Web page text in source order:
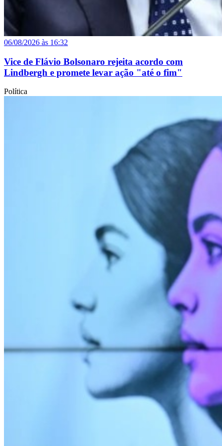
06/08/2026 às 16:32
Vice de Flávio Bolsonaro rejeita acordo com
Lindbergh e promete levar ação "até o fim"
Política